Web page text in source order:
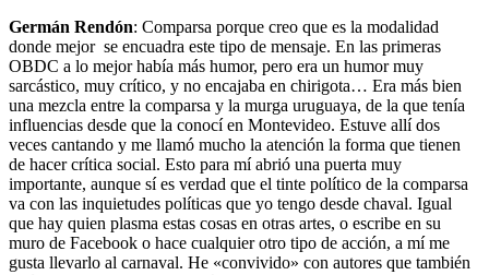
Germán Rendón: Comparsa porque creo que es la modalidad
donde mejor se encuadra este tipo de mensaje. En las primeras
OBDC a lo mejor había más humor, pero era un humor muy
sarcástico, muy crítico, y no encajaba en chirigota… Era más bien
una mezcla entre la comparsa y la murga uruguaya, de la que tenía
influencias desde que la conocí en Montevideo. Estuve allí dos
veces cantando y me llamó mucho la atención la forma que tienen
de hacer crítica social. Esto para mí abrió una puerta muy
importante, aunque sí es verdad que el tinte político de la comparsa
va con las inquietudes políticas que yo tengo desde chaval. Igual
que hay quien plasma estas cosas en otras artes, o escribe en su
muro de Facebook o hace cualquier otro tipo de acción, a mí me
gusta llevarlo al carnaval. He «convivido» con autores que también